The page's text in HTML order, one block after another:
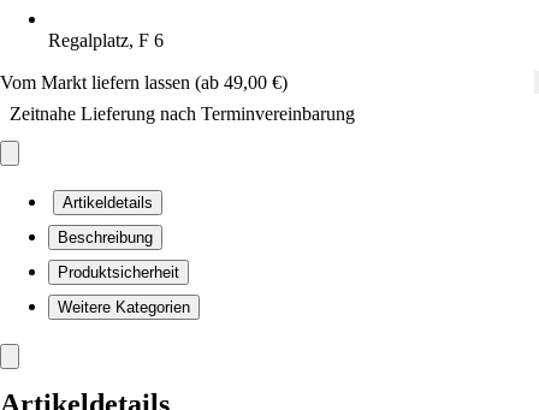
Regalplatz, F 6
Vom Markt liefern lassen (ab 49,00 €)
Zeitnahe Lieferung nach Terminvereinbarung
Artikeldetails
Beschreibung
Produktsicherheit
Weitere Kategorien